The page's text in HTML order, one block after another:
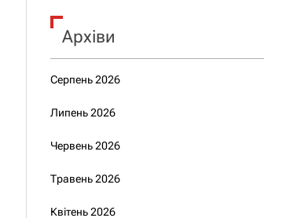
Архіви
Серпень 2026
Липень 2026
Червень 2026
Травень 2026
Квітень 2026